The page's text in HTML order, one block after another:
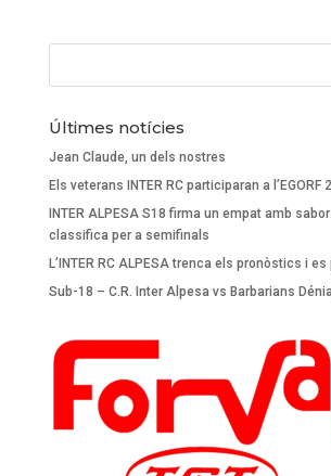
Últimes notícies
Jean Claude, un dels nostres
Els veterans INTER RC participaran a l’EGORF
INTER ALPESA S18 firma un empat amb
classifica per a semifinals
L’INTER RC ALPESA trenca els pronòstics i es
Sub-18 – C.R. Inter Alpesa vs Barbarians